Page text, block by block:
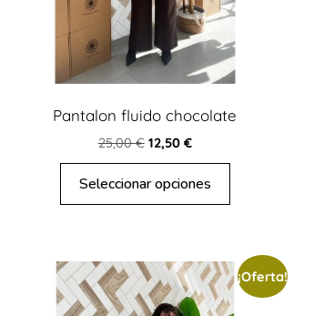
Pantalon fluido chocolate
25,00€ 12,50 €
Seleccionar opciones
¡Oferta!